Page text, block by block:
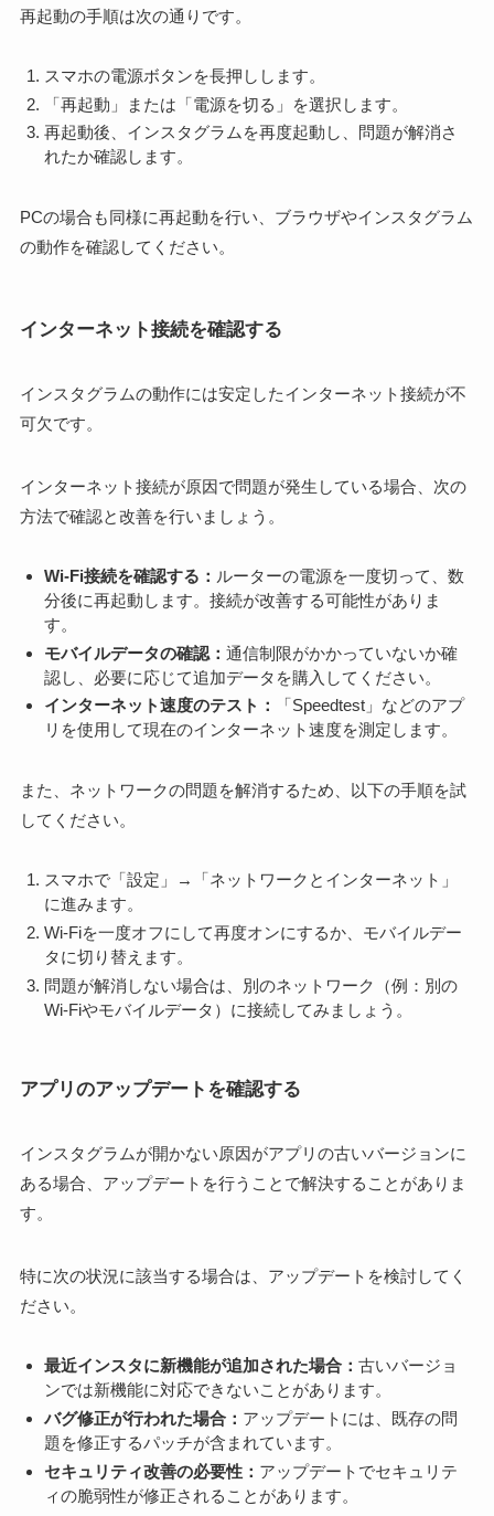
再起動の手順は次の通りです。
スマホの電源ボタンを長押しします。
「再起動」または「電源を切る」を選択します。
再起動後、インスタグラムを再度起動し、問題が解消さ
れたか確認します。
PCの場合も同様に再起動を行い、ブラウザやインスタグラム
の動作を確認してください。
インターネット接続を確認する
インスタグラムの動作には安定したインターネット接続が不
可欠です。
インターネット接続が原因で問題が発生している場合、次の
方法で確認と改善を行いましょう。
Wi-Fi接続を確認する： ルーターの電源を一度切って、数
分後に再起動します。接続が改善する可能性がありま
す。
モバイルデータの確認：通信制限がかかっていないか確
認し、必要に応じて追加データを購入してください。
インターネット速度のテスト：
「Speedtest」などのアプ
リを使用して現在のインターネット速度を測定します。
また、ネットワークの問題を解消するため、以下の手順を試
してください。
スマホで「設定」→「ネットワークとインターネット」
に進みます。
Wi-Fiを一度オフにして再度オンにするか、モバイルデー
タに切り替えます。
問題が解消しない場合は、別のネットワーク（例：別の
Wi-Fiやモバイルデータ）に接続してみましょう。
アプリのアップデートを確認する
インスタグラムが開かない原因がアプリの古いバージョンに
ある場合、アップデートを行うことで解決することがありま
す。
特に次の状況に該当する場合は、アップデートを検討してく
ださい。
最近インスタに新機能が追加された場合：古いバージョ
ンでは新機能に対応できないことがあります。
バグ修正が行われた場合： アップデートには、既存の問
題を修正するパッチが含まれています。
セキュリティ改善の必要性： アップデートでセキュリテ
ィの脆弱性が修正されることがあります。